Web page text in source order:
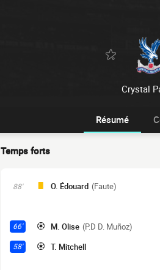
Crystal
Résumé
Temps forts
88' O. Édouard (Faute)
66' M. Olise (P.D D. Muñoz)
58' T. Mitchell